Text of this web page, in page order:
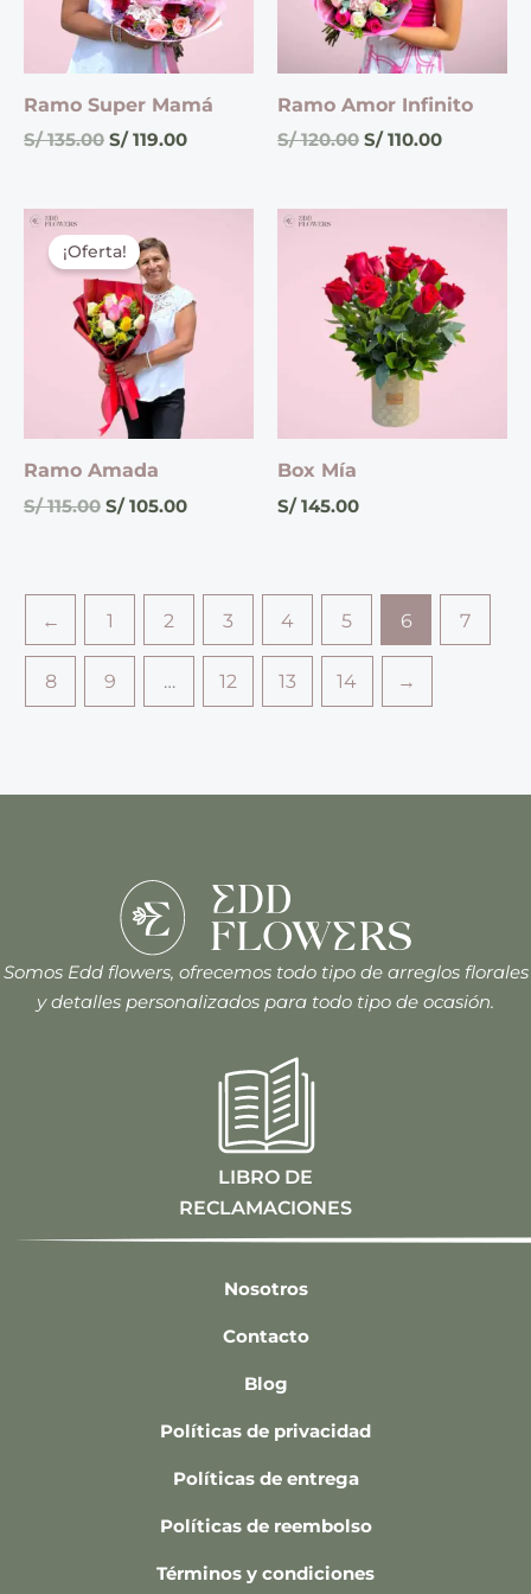
Ramo Super Mamá
S/135.00 S/119.00
Ramo Amor Infinito
S/120.00 S/110.00
¡Oferta!
Ramo Amada
S/115.00
precio
original
era:
S/ 115.00.
S/105.00
es:
S/ 105.00.
Box Mía
S/145.00
← 1 2 3 4 5 6 7
8 9 … 12 13 14 →
Somos Edd flowers, ofrecemos todo tipo de arreglos florales
y detalles personalizados para todo tipo de ocasión.
LIBRO DE
RECLAMACIONES
Nosotros
Contacto
Blog
Políticas de privacidad
Políticas de entrega
Políticas de reembolso
Términos y condiciones